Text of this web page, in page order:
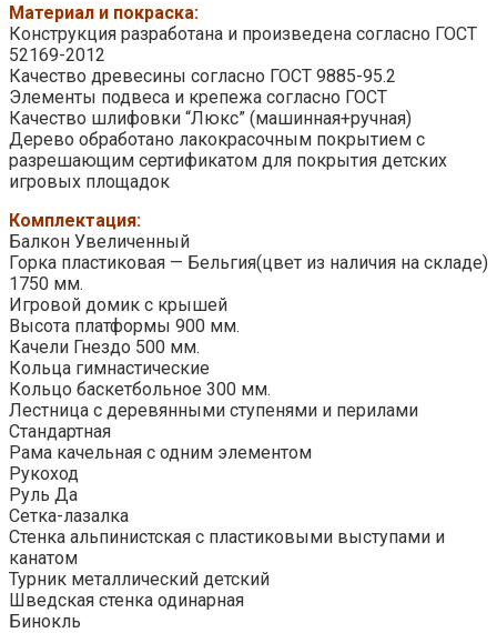
Материал и покраска:
Конструкция разработана и произведена согласно ГОСТ
52169-2012
Качество древесины согласно ГОСТ 9885-95.2
Элементы подвеса и крепежа согласно ГОСТ
Качество шлифовки “Люкс” (машинная+ручная)
Дерево обработано лакокрасочным покрытием с
разрешающим сертификатом для покрытия детских
игровых площадок
Комплектация:
Балкон Увеличенный
Горка пластиковая — Бельгия(цвет из наличия на складе)
1750 мм.
Игровой домик с крышей
Высота платформы 900 мм.
Качели Гнездо 500 мм.
Кольца гимнастические
Кольцо баскетбольное 300 мм.
Лестница с деревянными ступенями и перилами
Стандартная
Рама качельная с одним элементом
Рукоход
Руль Да
Сетка-лазалка
Стенка альпинистская с пластиковыми выступами и
канатом
Турник металлический детский
Шведская стенка одинарная
Бинокль